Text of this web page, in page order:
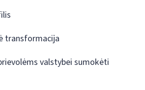
transformacija
valstybei sumokėti